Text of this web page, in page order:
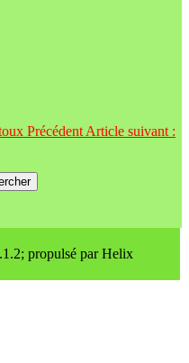
Précédent Article suivant :
propulsé par Helix